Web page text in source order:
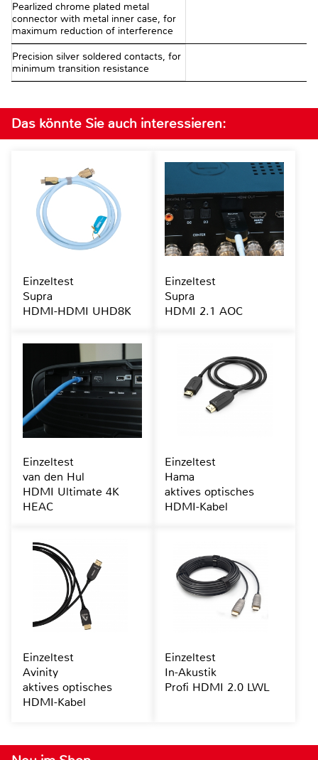
Pearlized chrome plated metal
connector with metal inner case, for
maximum reduction of interference
Precision silver soldered contacts, for
minimum transition resistance
Das könnte Sie auch interessieren:
Einzeltest
Supra
HDMI-HDMI UHD8K
Einzeltest
Supra
HDMI 2.1 AOC
Einzeltest
van den Hul
HDMI Ultimate 4K
HEAC
Einzeltest
Hama
aktives optisches
HDMI-Kabel
Einzeltest
Avinity
aktives optisches
HDMI-Kabel
Einzeltest
In-Akustik
Profi HDMI 2.0 LWL